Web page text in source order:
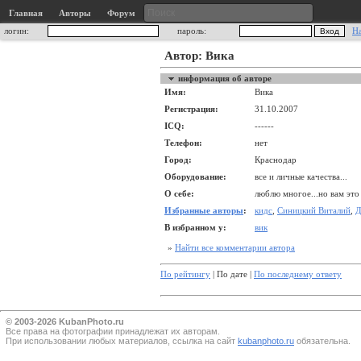
Главная Авторы
Форум
логин:
пароль:
Автор: Вика
информация об авторе
Имя:
Вика
Регистрация:
31.10.2007
ICQ:
------
Телефон:
нет
Город:
Краснодар
Оборудование:
все и личные качества...
О себе:
люблю многое...но вам
Избранные авторы: кидс Синицкий Виталий
В избранном у:
вик
» Найти все комментарии автора
По рейтингу | По дате | По последнему ответу
© 2003-2026 KubanPhoto.ru
Все прaва на фотографии принадлежат их авторам.
При использовании любых материалов, ссылка на сайт kubanphoto.ru обязательна.